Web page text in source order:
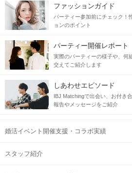
お相手様に不信感を与える
ありのままのあなたを認
素敵なお相手を探し
当日の流れ
STEP1 開催15分前より受付開始
ファッションガイド
パーティー参加前にチェック！
ョンのポイント
パーティー開催レポート
実際のパーティーの様子や、何
交えてご紹介します
しあわせエピソード
IBJ Matchingで出会い、お付き
報告やメッセージをご紹介
婚活イベント開催支援・コラボ実績
スタッフ紹介